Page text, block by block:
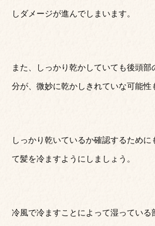
しダメージが進んでしまいます。
また、しっかり乾かしていても後頭
分が、微妙に乾かしきれていな可能性
しっかり乾いているか確認するため
て髪を冷ますようにしましょう。
冷風で冷ますことによって湿っている